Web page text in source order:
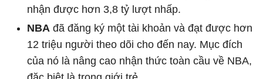
nhận được hơn 3,8 tỷ lượt nhấp.
NBA đã đăng ký một tài khoản và đạt được hơn
12 triệu người theo dõi cho đến nay. Mục đích
của nó là nâng cao nhận thức toàn cầu về NBA,